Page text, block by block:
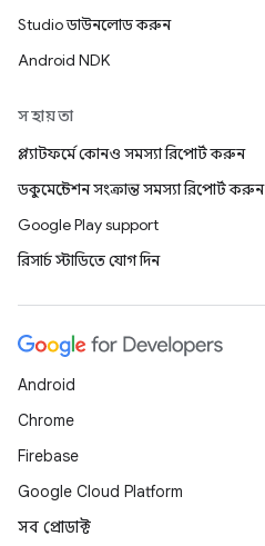
Studio ডাউনলোড করুন
Android NDK
সহায়তা
প্ল্যাটফর্মে কোনও সমস্যা রিপোর্ট করুন
ডকুমেন্টেশন সংক্রান্ত সমস্যা রিপোর্ট করুন
Google Play support
রিসার্চ স্টাডিতে যোগ দিন
Android
Chrome
Firebase
Google Cloud Platform
সব প্রোডাক্ট